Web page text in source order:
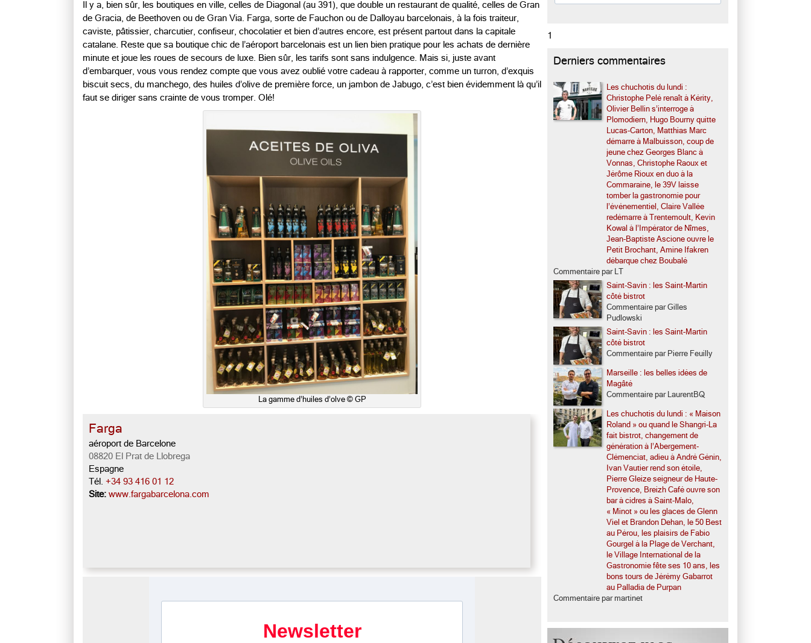
Il y a, bien sûr, les boutiques en ville, celles de Diagonal (au 391), que double un restaurant de qualité, celles de Gran
de Gracia, de Beethoven ou de Gran Via. Farga, sorte de Fauchon ou de Dalloyau barcelonais, à la fois traiteur,
caviste, pâtissier, charcutier, confiseur, chocolatier et bien d’autres encore, est présent partout dans la capitale
catalane. Reste que sa boutique chic de l’aéroport barcelonais est un lien bien pratique pour les achats de dernière
minute et joue les roues de secours de luxe. Bien sûr, les tarifs sont sans indulgence. Mais si, juste avant
d’embarquer, vous vous rendez compte que vous avez oublié votre cadeau à rapporter, comme un turron, d’exquis
biscuit secs, du manchego, des huiles d’olive de première force, un jambon de Jabugo, c’est bien évidemment là qu’il
faut se diriger sans crainte de vous tromper. Olé!
La gamme d’huiles d’olve © GP
Farga
aéroport de Barcelone
08820 El Prat de Llobrega
Espagne
Tél. +34 93 416 01 12
Site: www.fargabarcelona.com
1
Derniers commentaires
Les chuchotis du lundi :
Christophe Pelé renaît à Kérity,
Olivier Bellin s’interroge à
Plomodiern, Hugo Bourny quitte
Lucas-Carton, Matthias Marc
démarre à Malbuisson, coup de
jeune chez Georges Blanc à
Vonnas, Christophe Raoux et
Jérôme Rioux en duo à la
Commaraine, le 39V laisse
tomber la gastronomie pour
l’événementiel, Claire Vallée
redémarre à Trentemoult, Kevin
Kowal à l’Impérator de Nîmes,
Jean-Baptiste Ascione ouvre le
Petit Brochant, Amine Ifakren
débarque chez Boubalé
Commentaire par LT
Saint-Savin : les Saint-Martin
côté bistrot
Commentaire par Gilles
Pudlowski
Saint-Savin : les Saint-Martin
côté bistrot
Commentaire par Pierre Feuilly
Marseille : les belles idées de
Magâté
Commentaire par LaurentBQ
Les chuchotis du lundi : « Maison
Roland » ou quand le Shangri-La
fait bistrot, changement de
génération à l’Abergement-
Clémenciat, adieu à André Génin,
Ivan Vautier rend son étoile,
Pierre Gleize seigneur de Haute-
Provence, Breizh Café ouvre son
bar à cidres à Saint-Malo,
« Minot » ou les glaces de Glenn
Viel et Brandon Dehan, le 50 Best
au Pérou, les plaisirs de Fabio
Gourgel à la Plage de Verchant,
le Village International de la
Gastronomie fête ses 10 ans, les
bons tours de Jérémy Gabarrot
au Palladia de Purpan
Commentaire par martinet